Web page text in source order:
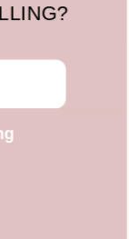
|
our website. By